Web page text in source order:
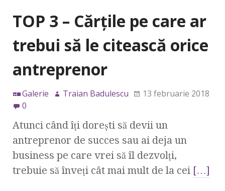
TOP 3 – Cărțile pe care ar
trebui să le citească orice
antreprenor
Galerie Traian Badulescu
13 februarie 2018
0
Atunci când îți dorești să devii un
antreprenor de succes sau ai deja un
business pe care vrei să îl dezvolți,
trebuie să înveți cât mai mult de la cei […]